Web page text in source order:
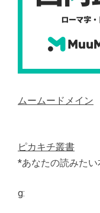
ムームードメイン
ピカキチ叢書
*あなたの読みたい
g: